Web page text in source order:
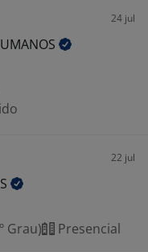
24 jul
22 jul
Grau) Presencial